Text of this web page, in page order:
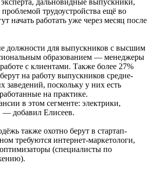
дальновидные выпускники,
трудоустройства ещё во
начать работать уже через месяц после
должности для выпускников с высшим
образованием — менеджеры
с клиентами. Также более 27%
на работу выпускников средне-
заведений, поскольку у них есть
на практике.
в этом сегменте: электрики,
— добавил Елисеев.
также охотно берут в стартап-
требуются интернет-маркетологи,
(специалисты по